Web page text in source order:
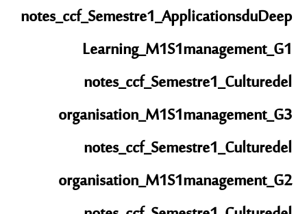
notes_ccf_Semestre1_ApplicationsduDeep
Learning_M1S1management_G1
notes_ccf_Semestre1_Culturedel
organisation_M1S1management_G3
notes_ccf_Semestre1_Culturedel
organisation_M1S1management_G2